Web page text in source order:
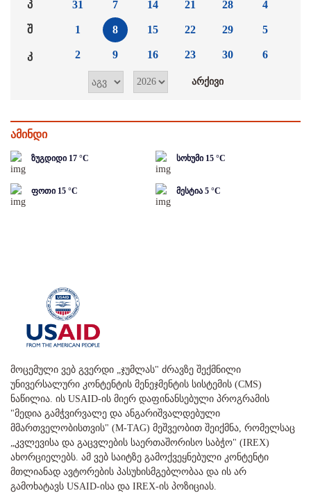
პ
შ
კ
31
1
2
7
8
9
14
15
16
21
22
23
28
29
30
4
5
6
ამინდი
ზუგდიდი 17 °C სოხუმი 15 °C
ფოთი 15 °C მესტია 5 °C
მოცემული ვებ გვერდი „ჯუმლას" ძრავზე შექმნილი
უნივერსალური კონტენტის მენეჯმენტის სისტემის (CMS)
ნაწილია. ის USAID-ის მიერ დაფინანსებული პროგრამის
"მედია გამჭვირვალე და ანგარიშვალდებული
მმართველობისთვის" (M-TAG) მეშვეობით შეიქმნა, რომელსაც
„კვლევისა და გაცვლების საერთაშორისო საბჭო" (IREX)
ახორციელებს. ამ ვებ საიტზე გამოქვეყნებული კონტენტი
მთლიანად ავტორების პასუხისმგებლობაა და ის არ
გამოხატავს USAID-ისა და IREX-ის პოზიციას.